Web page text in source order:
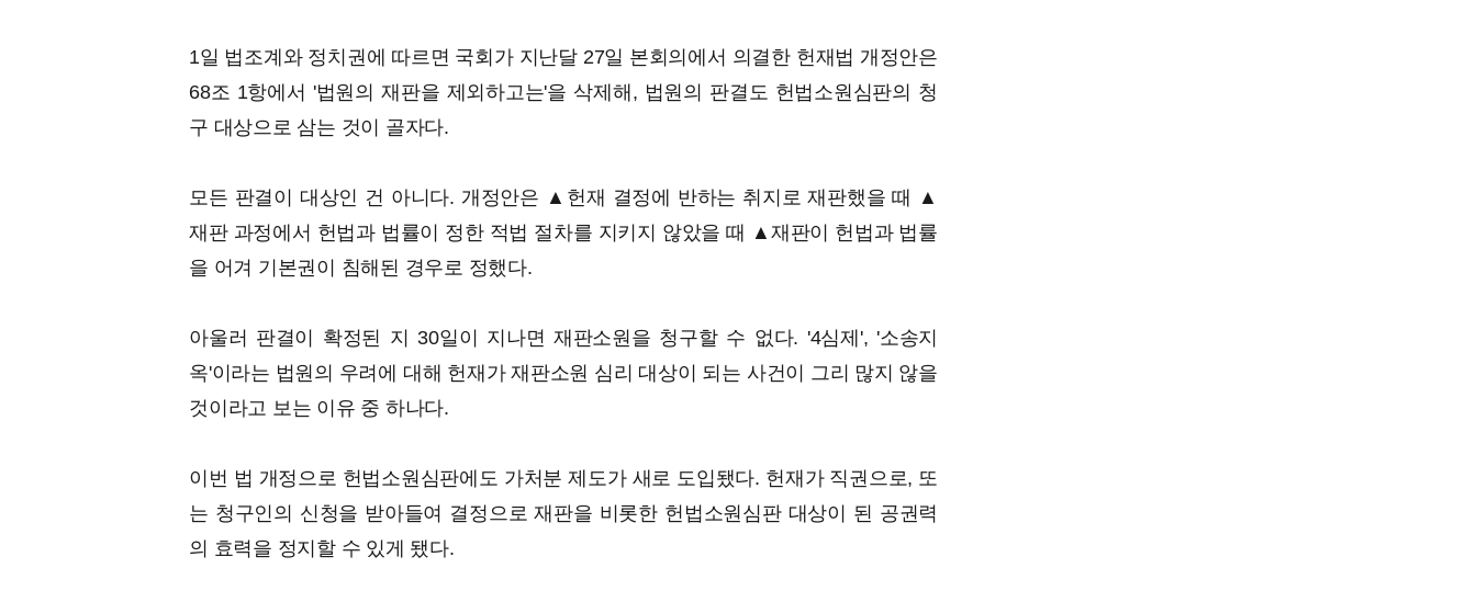
1일 법조계와 정치권에 따르면 국회가 지난달 27일 본회의에서 의결한 헌재법 개정안은
68조 1항에서 '법원의 재판을 제외하고는'을 삭제해, 법원의 판결도 헌법소원심판의 청
구 대상으로 삼는 것이 골자다.
모든 판결이 대상인 건 아니다. 개정안은 ▲헌재 결정에 반하는 취지로 재판했을 때 ▲
재판 과정에서 헌법과 법률이 정한 적법 절차를 지키지 않았을 때 ▲재판이 헌법과 법률
을 어겨 기본권이 침해된 경우로 정했다.
아울러 판결이 확정된 지 30일이 지나면 재판소원을 청구할 수 없다. '4심제', '소송지
옥'이라는 법원의 우려에 대해 헌재가 재판소원 심리 대상이 되는 사건이 그리 많지 않을
것이라고 보는 이유 중 하나다.
이번 법 개정으로 헌법소원심판에도 가처분 제도가 새로 도입됐다. 헌재가 직권으로, 또
는 청구인의 신청을 받아들여 결정으로 재판을 비롯한 헌법소원심판 대상이 된 공권력
의 효력을 정지할 수 있게 됐다.